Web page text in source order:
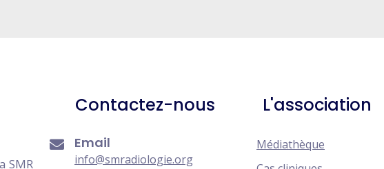
SMR
Contactez-nous
Email
info@smradiologie.org
L'association
Médiathèque